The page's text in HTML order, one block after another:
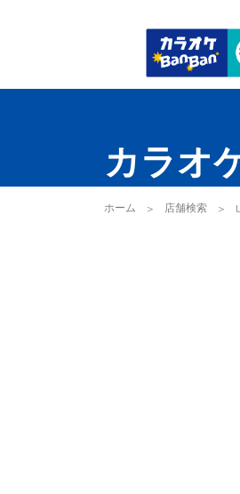
カラオ
ホーム 店舗検索